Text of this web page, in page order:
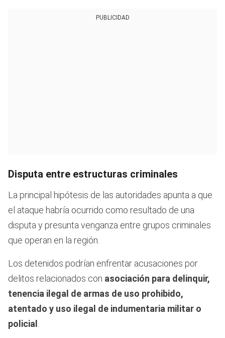
PUBLICIDAD
Disputa entre estructuras criminales
La principal hipótesis de las autoridades apunta a que
el ataque habría ocurrido como resultado de una
disputa y presunta venganza entre grupos criminales
que operan en la región.
Los detenidos podrían enfrentar acusaciones por
delitos relacionados con asociación para delinquir,
tenencia ilegal de armas de uso prohibido,
atentado y uso ilegal de indumentaria militar o
policial .